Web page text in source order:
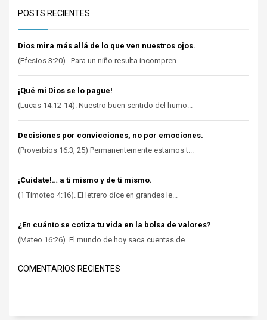
POSTS RECIENTES
Dios mira más allá de lo que ven nuestros ojos.
(Efesios 3:20). Para un niño resulta incompren...
¡Qué mi Dios se lo pague!
(Lucas 14:12-14). Nuestro buen sentido del humo...
Decisiones por convicciones, no por emociones.
(Proverbios 16:3, 25) Permanentemente estamos t...
¡Cuídate!… a ti mismo y de ti mismo.
(1 Timoteo 4:16). El letrero dice en grandes le...
¿En cuánto se cotiza tu vida en la bolsa de valores?
(Mateo 16:26). El mundo de hoy saca cuentas de ...
COMENTARIOS RECIENTES